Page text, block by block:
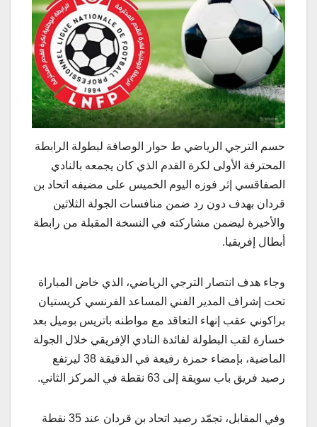
حسم الترجي الرياضي ط حوار الوصافة لبطولة الرابطة
المحترفة الأولى لكرة القدم الذي كان يجمعه بالنادي
الصفاقسي إثر فوزه اليوم الخميس على مضيفه اتحاد بن
قردان بهدف دون رد ضمن منافسات الجولة الثلاثين
والأخيرة ليضمن مشاركته في النسخة المقبلة من رابطة
أبطال إفريقيا.
وجاء هدف انتصار الترجي الرياضي، الذي خاض المباراة
تحت إشراف المدير الفني المساعد الفرنسي كريستيان
براكوني عقب إنهاء التعاقد مع مواطنه باتريس بوميل بعد
خسارة لقب البطولة لفائدة النادي الإفريقي خلال الجولة
الماضية، بإمضاء حمزة رفيعة في الدقيقة 38 ليرتفع
رصيد فريق باب سويقة إلى 63 نقطة في المركز الثاني.
وفي المقابل، تجمّد رصيد اتحاد بن قردان عند 35 نقطة